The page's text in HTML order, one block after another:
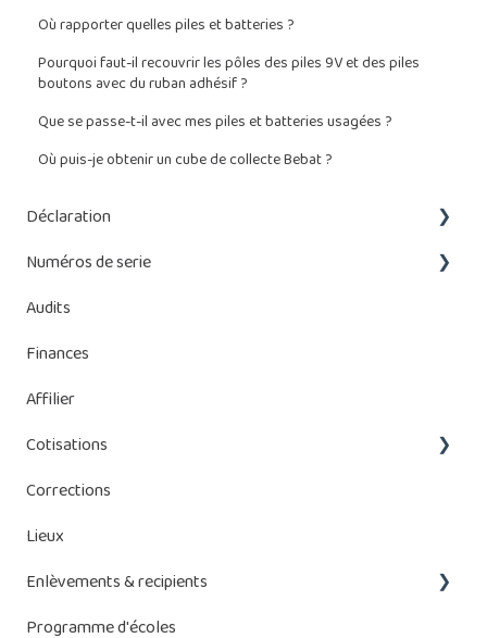
Où rapporter quelles piles et batteries ?
Pourquoi faut-il recouvrir les pôles des piles 9V et des piles
boutons avec du ruban adhésif ?
Que se passe-t-il avec mes piles et batteries usagées ?
Où puis-je obtenir un cube de collecte Bebat ?
Déclaration
Que dois-je déclarer ?
Introduire une déclaration
Gestion des déclaration
Gestion des piles et batteries
Numéros de serie
Ajouter des numéros de series
Gestion des numéros serie
Audits
Finances
Affilier
Cotisations
Cotisations de Bebat
Systèmes de Stockage d'énergie (SSE)
Corrections
Lieux
Enlèvements & recipients
Gestion des enlèvements
Programme d'écoles